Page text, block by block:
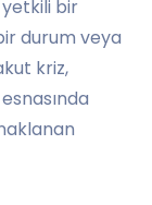
bir
durum veya
kriz,